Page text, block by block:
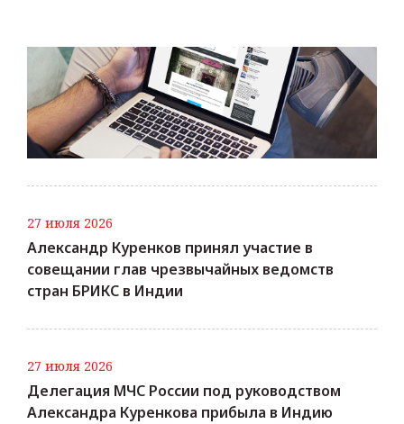
27 июля 2026
Александр Куренков принял участие в
совещании глав чрезвычайных ведомств
стран БРИКС в Индии
27 июля 2026
Делегация МЧС России под руководством
Александра Куренкова прибыла в Индию